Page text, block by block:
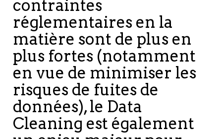
contraintes
réglementaires en la
matière sont de plus en
plus fortes (notamment
en vue de minimiser les
risques de fuites de
données), le Data
Cleaning est également